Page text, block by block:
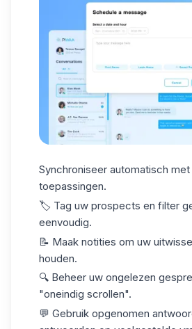
Synchroniseer automatisch
toepassingen.
🏷️ Tag uw prospects en filter
eenvoudig.
📝 Maak notities om uw
houden.
🔍 Beheer uw ongelezen
"oneindig scrollen".
💬 Gebruik opgenomen